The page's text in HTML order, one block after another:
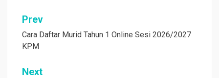
Post
navigation
Prev
Cara Daftar Murid Tahun 1 Online Sesi 2026/2027
KPM
Next